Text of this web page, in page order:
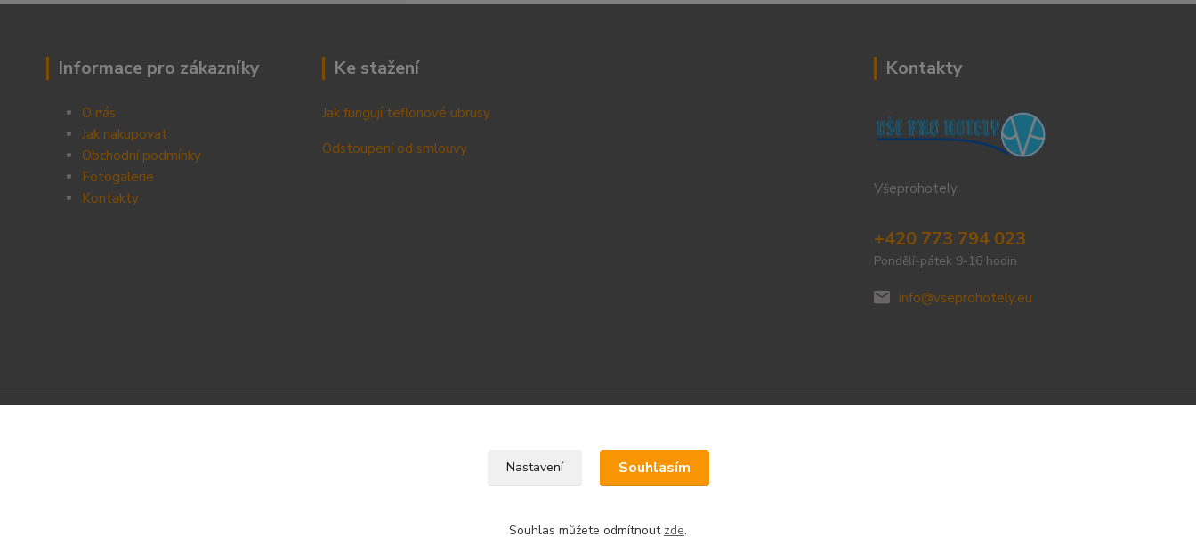
Informace pro zákazníky
O nás
Jak nakupovat
Obchodní podmínky
Fotogalerie
Kontakty
Ke stažení
Jak fungují teflonové ubrusy
Odstoupení od smlouvy
Kontakty
Všeprohotely
+420 773 794 023
Pondělí-pátek 9-16 hodin
info@vseprohotely.eu
Nastavení Souhlasím
Souhlas můžete odmítnout zde.